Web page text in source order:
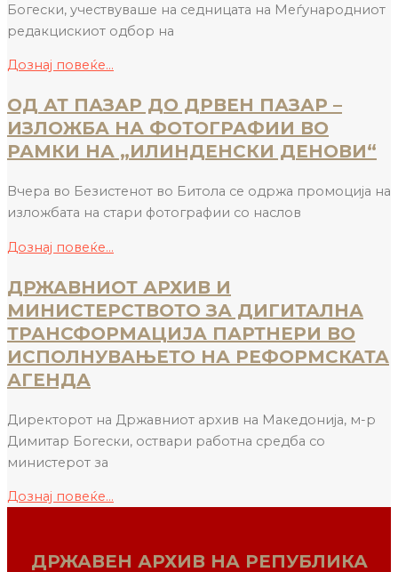
Богески, учествуваше на седницата на Меѓународниот
редакцискиот одбор на
Дознај повеќе...
ОД АТ ПАЗАР ДО ДРВЕН ПАЗАР –
ИЗЛОЖБА НА ФОТОГРАФИИ ВО
РАМКИ НА „ИЛИНДЕНСКИ ДЕНОВИ“
Вчера во Безистенот во Битола се одржа промоција на
изложбата на стари фотографии со наслов
Дознај повеќе...
ДРЖАВНИОТ АРХИВ И
МИНИСТЕРСТВОТО ЗА ДИГИТАЛНА
ТРАНСФОРМАЦИЈА ПАРТНЕРИ ВО
ИСПОЛНУВАЊЕТО НА РЕФОРМСКАТА
АГЕНДА
Директорот на Државниот архив на Македонија, м-р
Димитар Богески, оствари работна средба со
министерот за
Дознај повеќе...
ДРЖАВЕН АРХИВ НА РЕПУБЛИКА